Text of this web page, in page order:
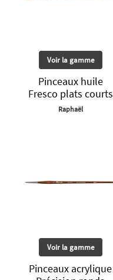
Voir la gamme
Pinceaux huile
Fresco plats courts
Raphaël
Voir la gamme
Pinceaux acrylique